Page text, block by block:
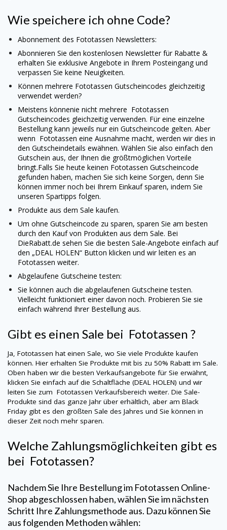
Wie speichere ich ohne Code?
Abonnement des Fototassen Newsletters:
Abonnieren Sie den kostenlosen Newsletter für Rabatte &
erhalten Sie exklusive Angebote in Ihrem Posteingang und
verpassen Sie keine Neuigkeiten.
Können mehrere Fototassen Gutscheincodes gleichzeitig
verwendet werden?
Meistens könnenie nicht mehrere Fototassen
Gutscheincodes gleichzeitig verwenden. Für eine einzelne
Bestellung kann jeweils nur ein Gutscheincode gelten. Aber
wenn Fototassen eine Ausnahme macht, werden wir dies in
den Gutscheindetails ewähnen. Wählen Sie also einfach den
Gutschein aus, der Ihnen die größtmöglichen Vorteile
bringt.Falls Sie heute keinen Fototassen Gutscheincode
gefunden haben, machen Sie sich keine Sorgen, denn Sie
können immer noch bei Ihrem Einkauf sparen, indem Sie
unseren Spartipps folgen.
Produkte aus dem Sale kaufen.
Um ohne Gutscheincode zu sparen, sparen Sie am besten
durch den Kauf von Produkten aus dem Sale. Bei
DieRabatt.de sehen Sie die besten Sale-Angebote einfach auf
den „DEAL HOLEN“ Button klicken und wir leiten es an
Fototassen weiter.
Abgelaufene Gutscheine testen:
Sie können auch die abgelaufenen Gutscheine testen.
Vielleicht funktioniert einer davon noch. Probieren Sie sie
einfach während Ihrer Bestellung aus.
Gibt es einen Sale bei Fototassen ?
Ja, Fototassen hat einen Sale, wo Sie viele Produkte kaufen
können. Hier erhalten Sie Produkte mit bis zu 50% Rabatt im Sale.
Oben haben wir die besten Verkaufsangebote für Sie erwähnt,
klicken Sie einfach auf die Schaltfläche (DEAL HOLEN) und wir
leiten Sie zum Fototassen Verkaufsbereich weiter. Die Sale-
Produkte sind das ganze Jahr über erhältlich, aber am Black
Friday gibt es den größten Sale des Jahres und Sie können in
dieser Zeit noch mehr sparen.
Welche Zahlungsmöglichkeiten gibt es
bei Fototassen?
Nachdem Sie Ihre Bestellung im Fototassen Online-
Shop abgeschlossen haben, wählen Sie im nächsten
Schritt Ihre Zahlungsmethode aus. Dazu können Sie
aus folgenden Methoden wählen: